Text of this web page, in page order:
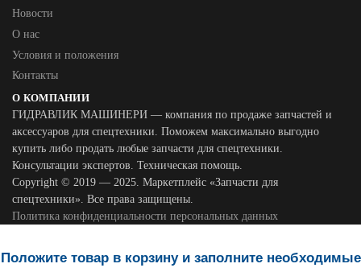
Новости
О нас
Условия и положения
Контакты
О КОМПАНИИ
ГИДРАВЛИК МАШИНЕРИ — компания по продаже запчастей и
аксессуаров для спецтехники. Поможем максимально выгодно
купить либо продать любые запчасти для спецтехники.
Консультации экспертов. Техническая помощь.
Copyright © 2019 — 2025. Маркетплейс «Запчасти для
спецтехники». Все права защищены.
Политика конфиденциальности персональных данных
Положите товар в корзину и заполните необходимые